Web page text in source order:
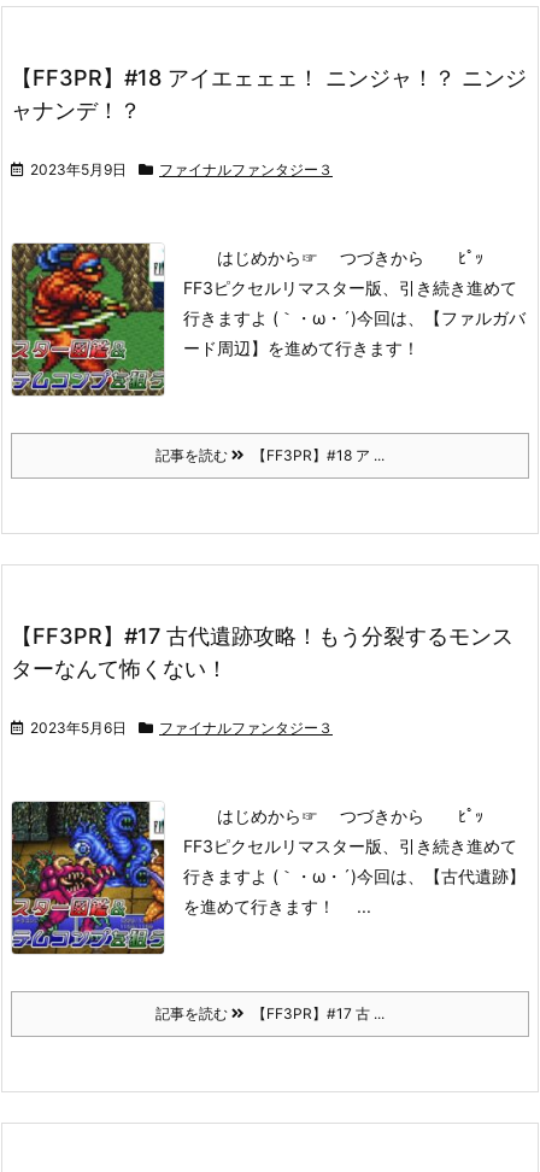
【FF3PR】#18 アイエェェェ！ ニンジャ！？ ニンジ
ャナンデ！？
2023年5月9日 ファイナルファンタジー３
はじめから☞ つづきから ﾋﾟｯ
FF3ピクセルリマスター版、引き続き進めて
行きますよ (｀・ω・´)今回は、【ファルガバ
ード周辺】を進めて行きます！
記事を読む 【FF3PR】#18 ア ...
【FF3PR】#17 古代遺跡攻略！もう分裂するモンス
ターなんて怖くない！
2023年5月6日 ファイナルファンタジー３
はじめから☞ つづきから ﾋﾟｯ
FF3ピクセルリマスター版、引き続き進めて
行きますよ (｀・ω・´)今回は、【古代遺跡】
を進めて行きます！
...
記事を読む 【FF3PR】#17 古 ...